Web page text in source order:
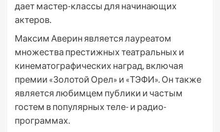
дает мастер-классы для начинающих
актеров.
Максим Аверин является лауреатом
множества престижных театральных и
кинематографических наград, включая
премии «Золотой Орел» и «ТЭФИ». Он также
является любимцем публики и частым
гостем в популярных теле- и радио-
программах.